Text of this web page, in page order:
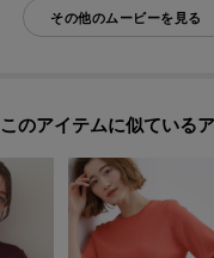
その他のムービーを見る
このアイテムに似ている